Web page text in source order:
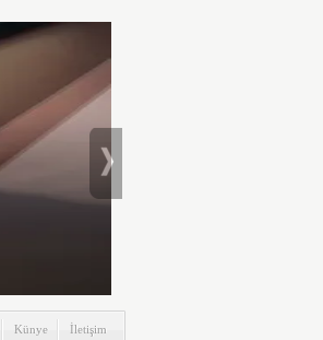
Künye İletişim